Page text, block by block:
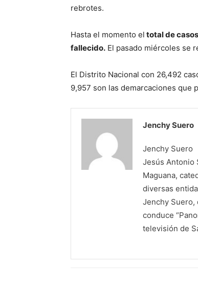
rebrotes.
Hasta el momento el total de
fallecido. El pasado miércoles se
El Distrito Nacional con 26,492
9,957 son las demarcaciones que
Jenchy Suero
Jenchy Suero
Jesús Antonio
Maguana,
diversas
Jenchy Suero,
conduce
televisión de